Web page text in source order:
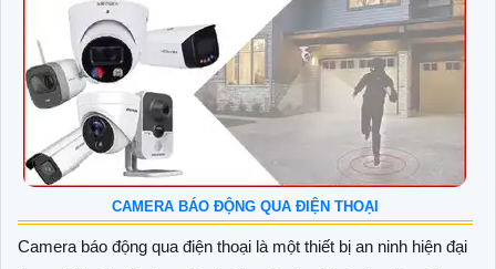
CAMERA BÁO ĐỘNG QUA ĐIỆN THOẠI
Camera báo động qua điện thoại là một thiết bị an ninh hiện đại